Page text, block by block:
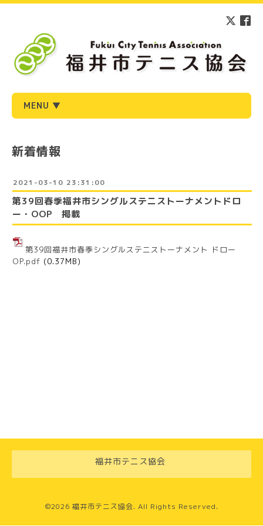
MENU ▼
新着情報
2021-03-10 23:31:00
第39回春季福井市シングルステニストーナメントドロ
ー・OOP 掲載
第39回福井市春季シングルステニストーナメント ドロー
OP.pdf (0.37MB)
福井市テニス協会
©2026 福井市テニス協会. All Rights Reserved.